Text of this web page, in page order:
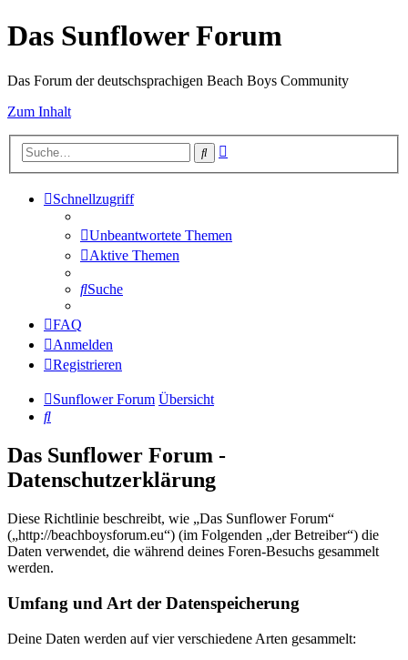
Das Sunflower Forum
Das Forum der deutschsprachigen Beach Boys Community
Zum Inhalt
Suche
Schnellzugriff
Unbeantwortete Themen
Aktive Themen
Suche
FAQ
Anmelden
Registrieren
Sunflower Forum Übersicht
Suche
Das Sunflower Forum -
Datenschutzerklärung
Diese Richtlinie beschreibt, wie „Das Sunflower Forum“
(„http://beachboysforum.eu“) (im Folgenden „der Betreiber“) die
Daten verwendet, die während deines Foren-Besuchs gesammelt
werden.
Umfang und Art der Datenspeicherung
Deine Daten werden auf vier verschiedene Arten gesammelt: